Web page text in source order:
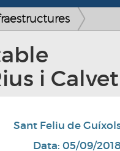
i Calvet
Sant Feliu de
Data: 05/09/